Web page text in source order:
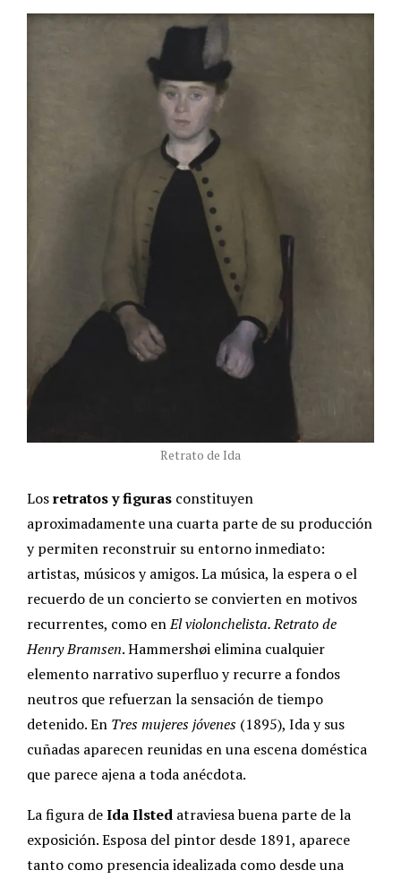
Retrato de Ida
Losretratos y figuras constituyen
aproximadamente una cuarta parte de su producción
y permiten reconstruir su entorno inmediato:
artistas, músicos y amigos. La música, la espera o el
recuerdo de un concierto se convierten en motivos
recurrentes, como enEl violonchelista. Retrato de
Henry Bramsen. Hammershøi elimina cualquier
elemento narrativo superfluo y recurre a fondos
neutros que refuerzan la sensación de tiempo
detenido. En Tres mujeres jóvenes (1895), Ida y sus
cuñadas aparecen reunidas en una escena doméstica
que parece ajena a toda anécdota.
La figura deIda Ilsted atraviesa buena parte de la
exposición. Esposa del pintor desde 1891, aparece
tanto como presencia idealizada como desde una